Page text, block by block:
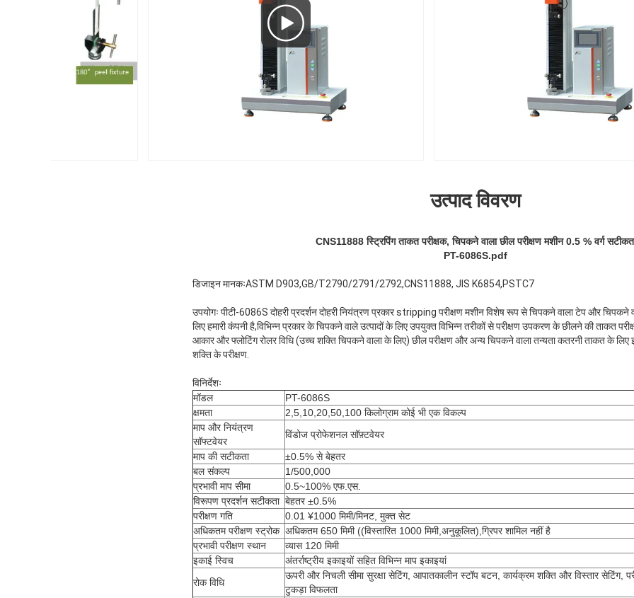
उत्पाद विवरण
CNS11888 स्ट्रिपिंग ताकत परीक्षक, चिपकने वाला छील परीक्षण मशीन 0.5 % वर्ग
PT-6086S.pdf
डिजाइन मानकःASTM D903,GB/T2790/2791/2792,CNS11888, JIS K6854,PSTC7
उपयोगः पीटी-6086S दोहरी प्रदर्शन दोहरी नियंत्रण प्रकार stripping परीक्षण मशीन विशेष रूप से चिपकने वाला टेप और चिपकने
लिए हमारी कंपनी है,विभिन्न प्रकार के चिपकने वाले उत्पादों के लिए उपयुक्त विभिन्न तरीकों से परीक्षण उपकरण के छीलने की ताकत
आकार और फ्लोटिंग रोलर विधि (उच्च शक्ति चिपकने वाला के लिए) छील परीक्षण और अन्य चिपकने वाला तन्यता कतरनी ताकत के
शक्ति के परीक्षण.
विनिर्देशः
मॉडल
PT-6086S
क्षमता
2,5,10,20,50,100 किलोग्राम कोई भी एक विकल्प
माप और नियंत्रण
सॉफ्टवेयर
विंडोज प्रोफेशनल सॉफ़्टवेयर
माप की सटीकता
±0.5% से बेहतर
बल संकल्प
1/500,000
प्रभावी माप सीमा
0.5~100% एफ.एस.
विरूपण प्रदर्शन सटीकता बेहतर ±0.5%
परीक्षण गति
0.01 ¥1000 मिमी/मिनट, मुक्त सेट
अधिकतम परीक्षण स्ट्रोक अधिकतम 650 मिमी ((विस्तारित 1000 मिमी,अनुकूलित),ग्रिपर शामिल नहीं है
प्रभावी परीक्षण स्थान
व्यास 120 मिमी
इकाई स्विच
अंतर्राष्ट्रीय इकाइयों सहित विभिन्न माप इकाइयां
रोक विधि
ऊपरी और निचली सीमा सुरक्षा सेटिंग, आपातकालीन स्टॉप बटन, कार्यक्रम शक्ति और विस्तार सेटिंग,
टुकड़ा विफलता